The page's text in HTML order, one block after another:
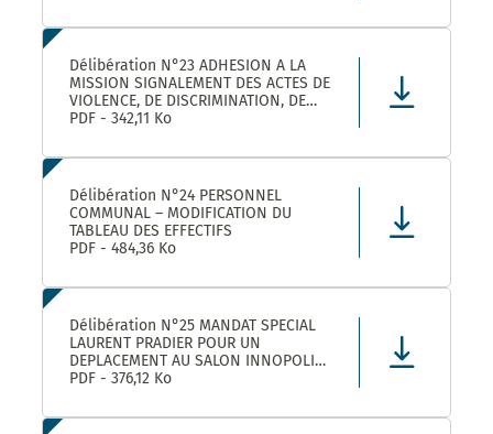
Délibération N°23 ADHESION A LA
MISSION SIGNALEMENT DES ACTES DE
VIOLENCE, DE DISCRIMINATION, DE
HARCELEMENT ET D’AGISSEMENTS
PDF - 342,11 Ko
Délibération N°24 PERSONNEL
COMMUNAL – MODIFICATION DU
TABLEAU DES EFFECTIFS
PDF - 484,36 Ko
Délibération N°25 MANDAT SPECIAL
LAURENT PRADIER POUR UN
DEPLACEMENT AU SALON INNOPOLIS
A PARIS
PDF - 376,12 Ko